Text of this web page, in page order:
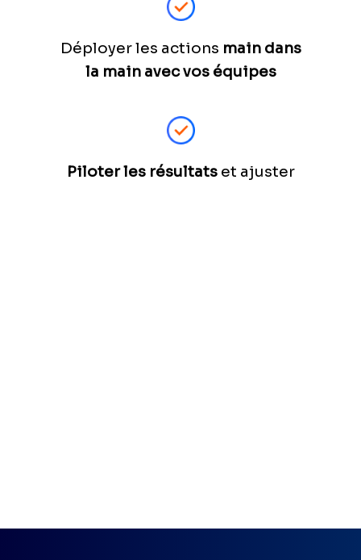
Déployer les actions main dans
la main avec vos équipes
Piloter les résultatset ajuster